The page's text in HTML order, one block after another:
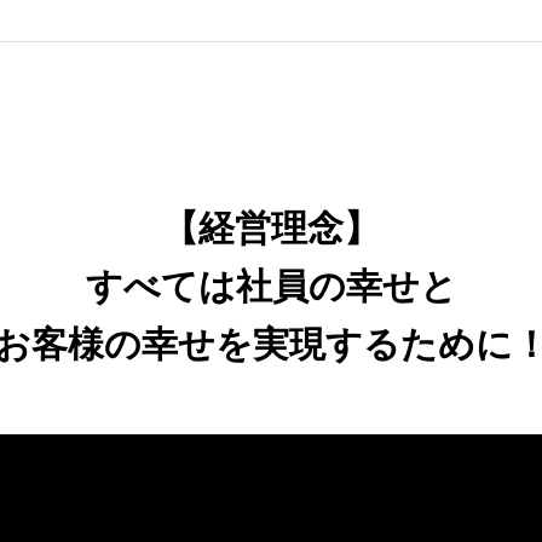
充実の福利厚生
【経営理念】
すべては社員の幸せと
客様の幸せを実現するために！